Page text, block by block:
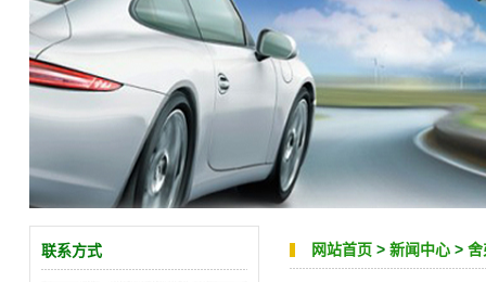
网站首页 > 新闻中心 > 舍
联系方式